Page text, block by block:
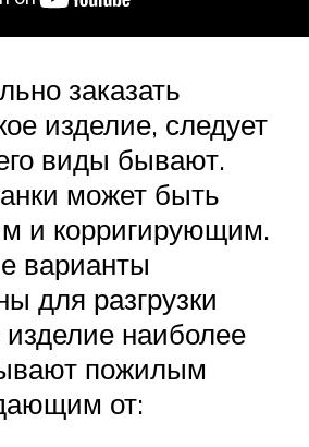
заказать
изделие, следует
виды бывают.
может быть
и корригирующим.
варианты
для разгрузки
наиболее
пожилым
от: